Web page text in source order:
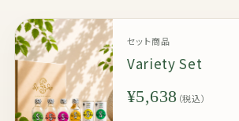
セット商品
Variety Set
¥5,638 （税込）